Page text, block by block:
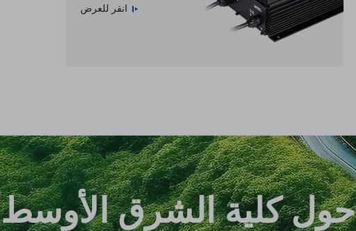
انقر للعرض
حول كلية الشرق الأوسط